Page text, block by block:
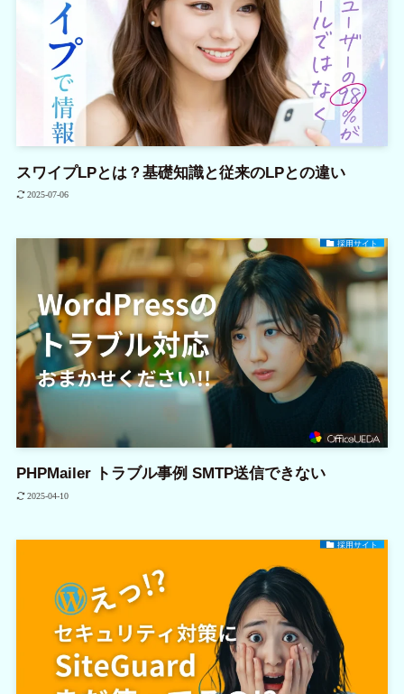
スワイプLPとは？基礎知識と従来のLPとの違い
2025-07-06
採用サイト
PHPMailer トラブル事例 SMTP送信できない
2025-04-10
採用サイト